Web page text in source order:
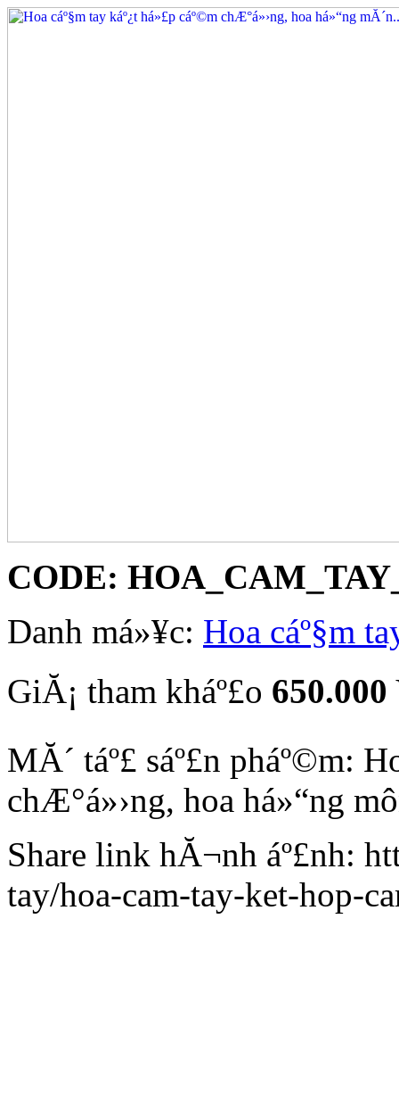
CODE:
Danh má»¥c: Hoa cáº§m
GiĂ¡ tham kháº£o 650.000
MĂ´ táº£ sáº£n pháº©m:
chÆ°á»›ng, hoa há»“ng
Share link hĂ¬nh áº£nh:
tay/hoa-cam-tay-ket-hop-